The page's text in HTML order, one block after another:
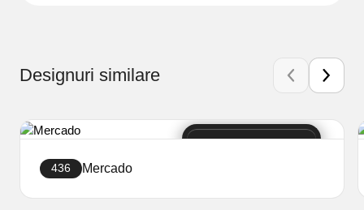
Designuri similare
436 Mercado